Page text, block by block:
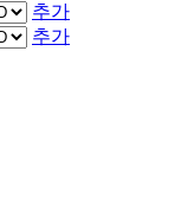
추가
추가